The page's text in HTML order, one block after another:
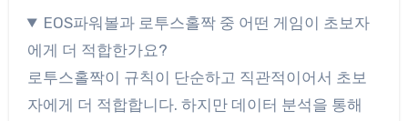
EOS파워볼과 로투스홀짝 중 어떤 게임이 초보자
에게 더 적합한가요?
로투스홀짝이 규칙이 단순하고 직관적이어서 초보
자에게 더 적합합니다. 하지만 데이터 분석을 통해